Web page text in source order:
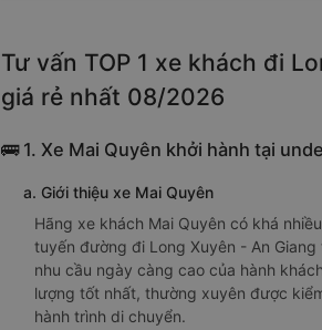
Tư vấn TOP 1 xe khách đi
giá rẻ nhất 08/2026
🚌 1. Xe Mai Quyên khởi hành tại
a. Giới thiệu xe Mai Quyên
Hãng xe khách Mai Quyên có khá
tuyến đường đi Long Xuyên - An
nhu cầu ngày càng cao của hành
lượng tốt nhất, thường xuyên được
hành trình di chuyển.